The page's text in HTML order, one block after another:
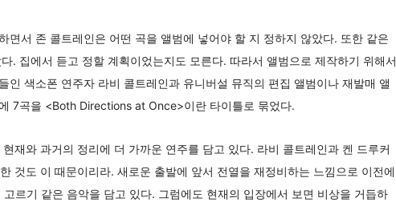
서 존 콜트레인은 어떤 곡을 앨범에 넣어야 할 지 정하지 않았다. 또한 같은
. 집에서 듣고 정할 계획이었는지도 모른다. 따라서 앨범으로 제작하기 위해서
인 색소폰 연주자 라비 콜트레인과 유니버설 뮤직의 편집 앨범이나 재발매 앨
7곡을 <Both Directions at Once>이란 타이틀로 묶었다.
재와 과거의 정리에 더 가까운 연주를 담고 있다. 라비 콜트레인과 켄 드루커
것도 이 때문이리라. 새로운 출발에 앞서 전열을 재정비하는 느낌으로 이전에
르기 같은 음악을 담고 있다. 그럼에도 현재의 입장에서 보면 비상을 거듭하